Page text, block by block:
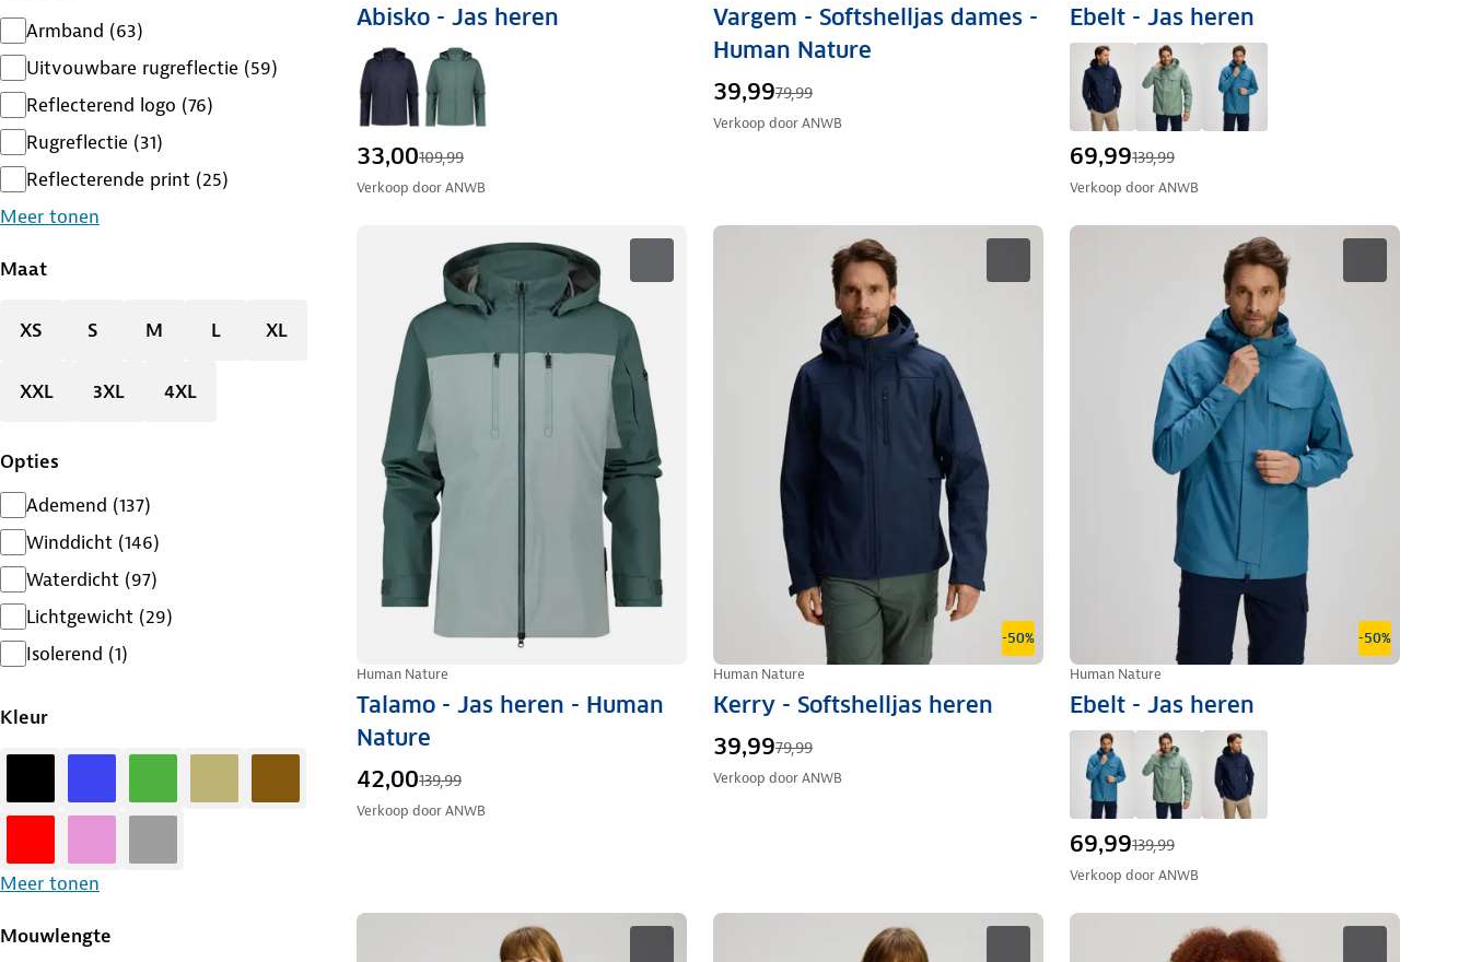
Armband (63)
Uitvouwbare rugreflectie (59)
Reflecterend logo (76)
Rugreflectie (31)
Reflecterende print (25)
Meer tonen
Maat
XS S M L XL
XXL 3XL 4XL
Opties
Ademend (137)
Winddicht (146)
Waterdicht (97)
Lichtgewicht (29)
Isolerend (1)
Kleur
Meer tonen
Mouwlengte
Abisko - Jas heren
33,00109,99
Verkoop doorANWB
Vargem - Softshelljas dames -
Human Nature
39,9979,99
Verkoop doorANWB
Ebelt - Jas heren
69,99139,99
Verkoop doorANWB
Human Nature
Talamo - Jas heren - Human
Nature
42,00139,99
Verkoop doorANWB
-50%
Human Nature
Kerry - Softshelljas heren
39,9979,99
Verkoop doorANWB
-50%
Human Nature
Ebelt - Jas heren
69,99139,99
Verkoop doorANWB